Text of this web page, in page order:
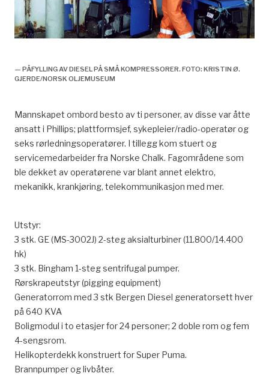
— PÅFYLLING AV DIESEL PÅ SMÅ KOMPRESSORER. FOTO: KRISTIN Ø.
GJERDE/NORSK OLJEMUSEUM
Mannskapet ombord besto av ti personer, av disse var åtte
ansatt i Phillips; plattformsjef, sykepleier/radio-operatør og
seks rørledningsoperatører. I tillegg kom stuert og
servicemedarbeider fra Norske Chalk. Fagområdene som
ble dekket av operatørene var blant annet elektro,
mekanikk, krankjøring, telekommunikasjon med mer.
Utstyr:
3 stk. GE (MS-3002J) 2-steg aksialturbiner (11.800/14.400
hk)
3 stk. Bingham 1-steg sentrifugal pumper.
Rørskrapeutstyr (pigging equipment)
Generatorrom med 3 stk Bergen Diesel generatorsett hver
på 640 KVA
Boligmodul i to etasjer for 24 personer; 2 doble rom og fem
4-sengsrom.
Helikopterdekk konstruert for Super Puma.
Brannpumper og livbåter.